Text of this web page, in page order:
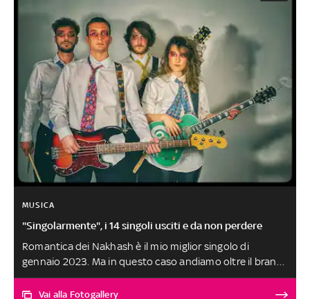
MUSICA
"Singolarmente", i 14 singoli usciti e da non perdere
Romantica dei Nakhash è il mio miglior singolo di
gennaio 2023. Ma in questo caso andiamo oltre il brano
perché la band della frontwoman Elisabetta Rosso è una
delle più originali e interessanti realtà degli ultimi anni.
Vai alla Fotogallery